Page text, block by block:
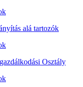
alá tartozók
Osztály